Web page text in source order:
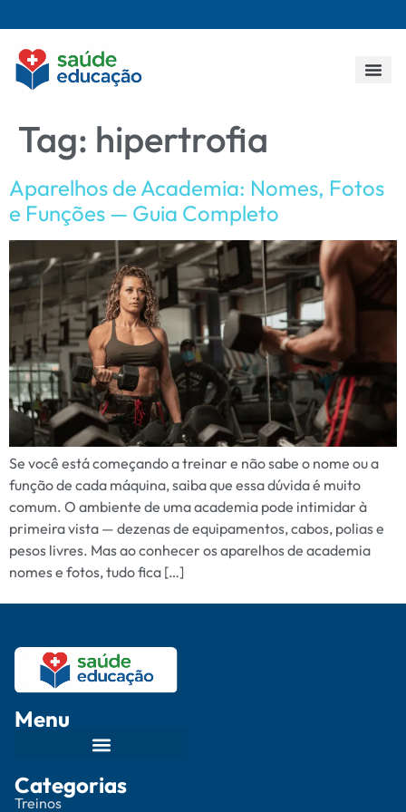
Tag: hipertrofia
Aparelhos de Academia: Nomes, Fotos
e Funções — Guia Completo
Se você está começando a treinar e não sabe o nome ou a
função de cada máquina, saiba que essa dúvida é muito
comum. O ambiente de uma academia pode intimidar à
primeira vista — dezenas de equipamentos, cabos, polias e
pesos livres. Mas ao conhecer os aparelhos de academia
nomes e fotos, tudo fica […]
Menu
Categorias
Treinos